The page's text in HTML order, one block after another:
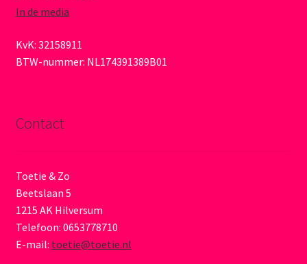
In de media
KvK: 32158911
BTW-nummer: NL174391389B01
Contact
Toetie & Zo
Beetslaan 5
1215 AK Hilversum
Telefoon: 0653778710
E-mail: toetie@toetie.nl